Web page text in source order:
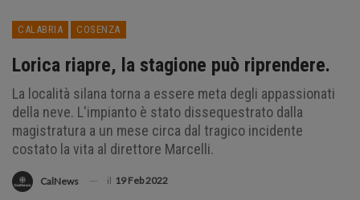
CALABRIA COSENZA
Lorica riapre, la stagione può riprendere.
La località silana torna a essere meta degli appassionati
della neve. L'impianto è stato dissequestrato dalla
magistratura a un mese circa dal tragico incidente
costato la vita al direttore Marcelli.
CalNews il 19 Feb 2022